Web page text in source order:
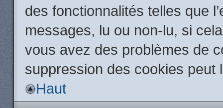
des fonctionnalités telles que
messages, lu ou non-lu, si
vous avez des problèmes de
suppression des cookies peut
Haut